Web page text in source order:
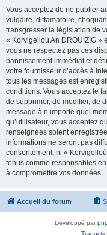
Vous acceptez de ne publier
vulgaire, diffamatoire,
transgresser la législation de
« Korvigelloù An DROUIZIG »
vous ne respectez pas ces
bannissement immédiat et
votre fournisseur d’accès à
tous les messages est
conditions. Vous acceptez le
de supprimer, de modifier, de
message à n’importe quel
qu’utilisateur, vous acceptez
renseignées soient
informations ne seront pas
consentement, ni «
tenus comme responsables
à compromettre vos données.
Accueil du forum
Développé par